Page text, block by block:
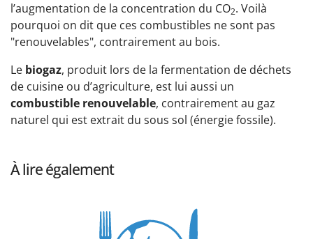
l’augmentation de la concentration du CO2. Voilà
pourquoi on dit que ces combustibles ne sont pas
"renouvelables", contrairement au bois.
Le biogaz, produit lors de la fermentation de déchets
de cuisine ou d’agriculture, est lui aussi un
combustible renouvelable, contrairement au gaz
naturel qui est extrait du sous sol (énergie fossile).
À lire également